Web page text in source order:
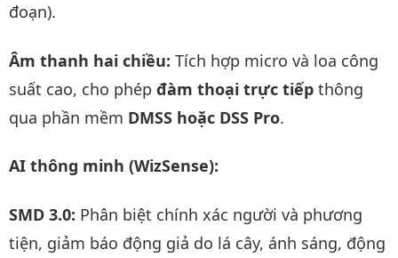
đoạn).
Âm thanh hai chiều: Tích hợp micro và loa công
suất cao, cho phép đàm thoại trực tiếp thông
qua phần mềm DMSS hoặc DSS Pro.
AI thông minh (WizSense):
SMD 3.0: Phân biệt chính xác người và phương
tiện, giảm báo động giả do lá cây, ánh sáng, động